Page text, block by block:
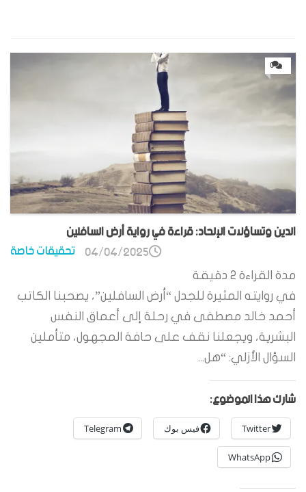
0
الدين وتساؤلات الإلحاد: قراءة في رواية أرض السافلين
تحقيقات خاصة 04/04/2025
مدة القراءة 2 دقيقة
في روايته المثيرة للجدل “أرض السافلين”، يصحبنا الكاتب
أحمد خالد مصطفى في رحلة إلى أعماق النفس
البشرية، ويجعلنا نقف على حافة المجهول، متأملين
السؤال الأزلي: “هل...
شارك هذا الموضوع:
Twitter فيس بوك Telegram
WhatsApp